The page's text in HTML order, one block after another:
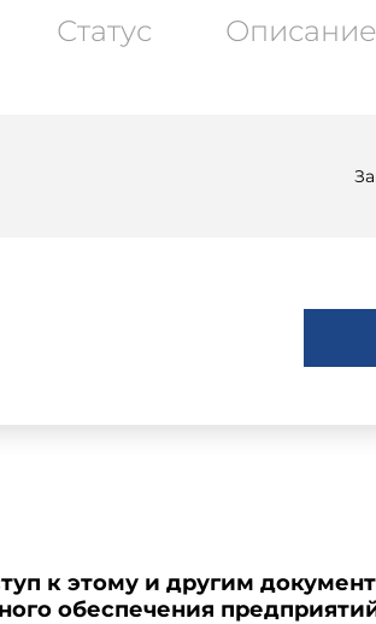
Статус Описание
к этому и другим
обеспечения